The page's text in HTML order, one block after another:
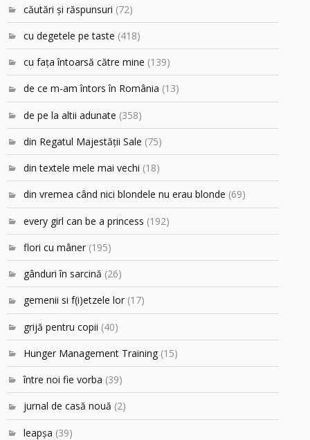
căutări şi răspunsuri (72)
cu degetele pe taste (418)
cu faţa întoarsă către mine (139)
de ce m-am întors în România (13)
de pe la altii adunate (358)
din Regatul Majestăţii Sale (75)
din textele mele mai vechi (18)
din vremea când nici blondele nu erau blonde (69)
every girl can be a princess (192)
flori cu mâner (195)
gânduri în sarcină (26)
gemenii si f(i)etzele lor (17)
grijă pentru copii (40)
Hunger Management Training (15)
între noi fie vorba (39)
jurnal de casă nouă (2)
leapşa (39)